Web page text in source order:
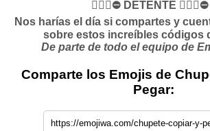
✋🏻🛑⛔️ DETENTE ✋🏻🛑⛔️
Nos harías el día si compartes y
sobre estos increíbles códigos
De parte de todo el equipo de
Comparte los Emojis de
Pegar: